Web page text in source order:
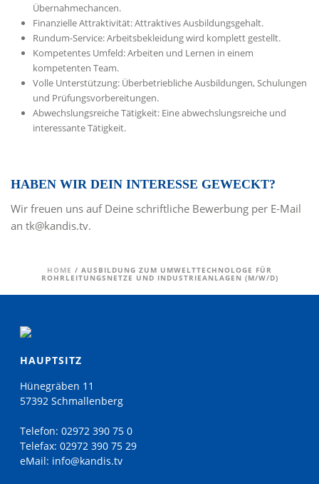
Übernahmechancen.
Finanzielle Attraktivität: Attraktives Ausbildungsgehalt.
Rundum-Service: Arbeitsbekleidung wird komplett gestellt.
Kompetentes Umfeld: Arbeiten und Lernen in einem
kompetenten Team.
Volle Unterstützung: Überbetriebliche Ausbildungen, Schulungen
und Prüfungsvorbereitungen.
Abwechslungsreiche Tätigkeit: Eine abwechslungsreiche und
interessante Tätigkeit.
HABEN WIR DEIN INTERESSE GEWECKT?
Wir freuen uns auf Deine schriftliche Bewerbung per E-Mail
an tk@kandis.tv.
HOME / AUSBILDUNG ZUM UMWELTTECHNOLOGE FÜR
ROHRLEITUNGSNETZE UND INDUSTRIEANLAGEN (M/W/D)
HAUPTSITZ
Hünegräben 11
57392 Schmallenberg
Telefon: 02972 390 75 0
Telefax: 02972 390 75 29
eMail: info@kandis.tv